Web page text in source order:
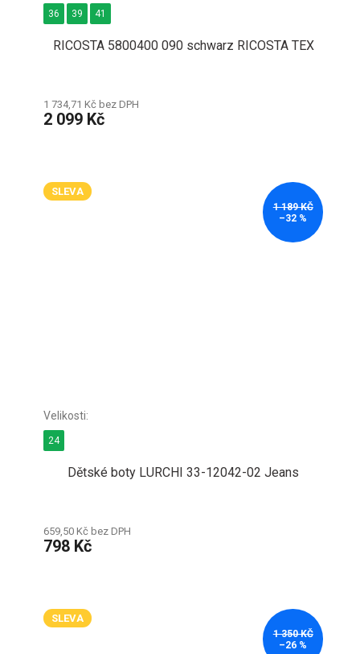
RICOSTA 5800400 090 schwarz RICOSTA TEX
1 734,71 Kč bez DPH
2 099 Kč
36 39 41
SLEVA
1 189 KČ
–32 %
Dětské boty LURCHI 33-12042-02 Jeans
659,50 Kč bez DPH
798 Kč
24
SLEVA
1 350 KČ
–26 %